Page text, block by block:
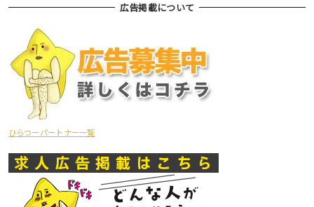
広告掲載について
ひらつーパートナー一覧